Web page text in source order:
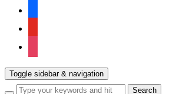
Toggle sidebar & navigation